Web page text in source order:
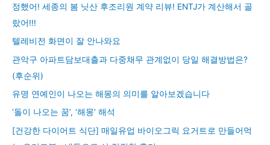
정했어! 세종의 봄 닛산 후조리원 계약 리뷰! ENTJ가 계산해서 골
랐어!!!
텔레비전 화면이 잘 안나와요
관악구 아파트담보대출과 다중채무 관계없이 당일 해결방법은?
(후순위)
유명 연예인이 나오는 해몽의 의미를 알아보겠습니다
‘돌이 나오는 꿈’, ‘해몽’ 해석
[건강한 다이어트 식단] 매일유업 바이오그릭 요거트로 만들어먹